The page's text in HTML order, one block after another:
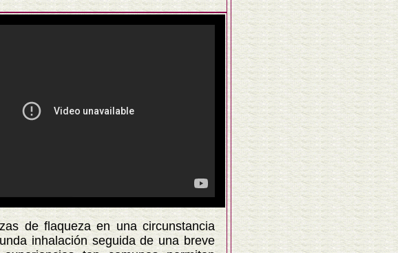
de flaqueza en una circunstancia
inhalación seguida de una breve